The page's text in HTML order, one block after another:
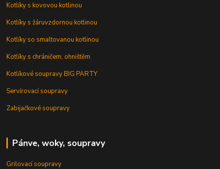
Kotlíky s kovovou kotlinou
Kotlíky s žáruvzdornou kotlinou
Kotlíky so smaltovanou kotlinou
Kotlíky s chráničem, ohništěm
Kotlíkové soupravy BIG PARTY
Servírovací soupravy
Zabijačkové soupravy
Pánve, woky, soupravy
Grilovací soupravy